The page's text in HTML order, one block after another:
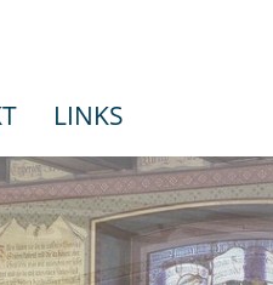
LINKS